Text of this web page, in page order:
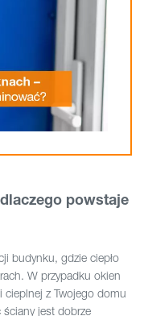
powstaje
budynku, gdzie ciepło
W przypadku okien
cieplnej z Twojego domu
ściany jest dobrze